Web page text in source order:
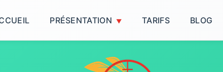
PRÉSENTATION TARIFS BLOG